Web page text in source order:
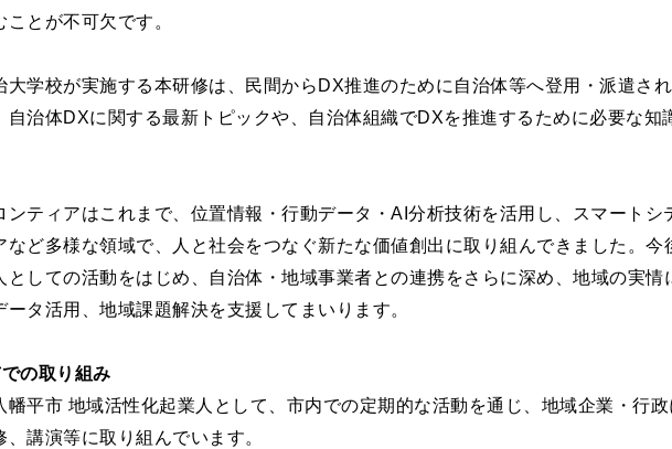
ことが不可欠です。
大学校が実施する本研修は、民間からDX推進のために自治体等へ登用・派遣さ
自治体DXに関する最新トピックや、自治体組織でDXを推進するために必要な知
ンティアはこれまで、位置情報・行動データ・AI分析技術を活用し、スマートシ
など多様な領域で、人と社会をつなぐ新たな価値創出に取り組んできました。今
としての活動をはじめ、自治体・地域事業者との連携をさらに深め、地域の実情
ータ活用、地域課題解決を支援してまいります。
の取り組み
幡平市 地域活性化起業人として、市内での定期的な活動を通じ、地域企業・行
、講演等に取り組んでいます。